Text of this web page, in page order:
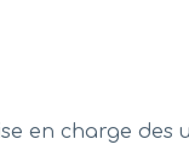
en charge des